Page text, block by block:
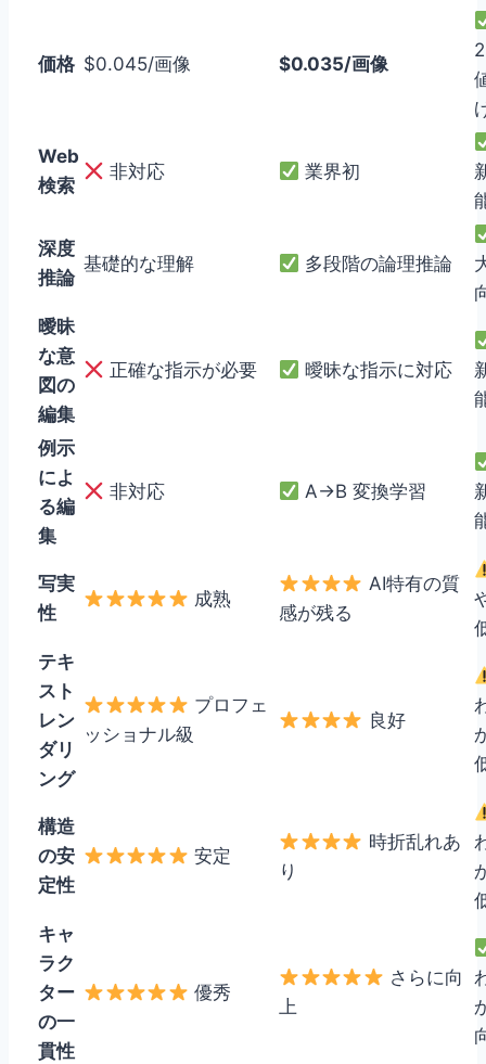
価格 $0.045/画像 $0.035/画像
Web
検索
非対応 業界初
深度
推論
基礎的な理解 多段階の論理推論
曖昧
な意
図の
編集
正確な指示が必要 曖昧な指示に対応
例示
によ
る編
集
非対応 A→B 変換学習
写実
性
成熟
AI特有の質
感が残る
テキ
スト
レン
ダリ
ング
プロフェ
ッショナル級
良好
構造
の安
定性
安定
時折乱れあ
り
キャ
ラク
ター
の一
貫性
優秀
さらに向
上